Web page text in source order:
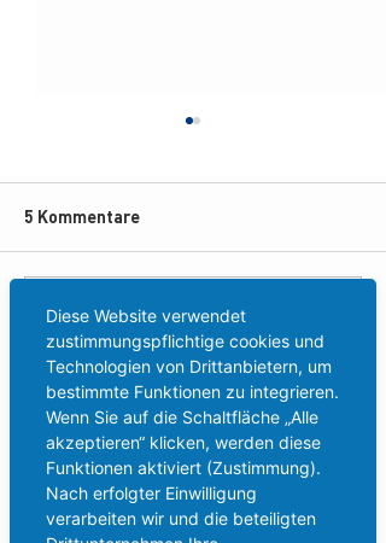
Wir vergrößern uns! Mehr
Fläche für weiteres
Wachstum.
5 Kommentare
Kommentar verfassen...
Aktuell
jessicawright1333
01. Juni
Hallo. Wir standen vor einer ähnlichen
Entscheidung und haben zunächst viele
Diese Website verwendet
zustimmungspflichtige cookies und
Technologien von Drittanbietern, um
bestimmte Funktionen zu integrieren.
Wenn Sie auf die Schaltfläche „Alle
akzeptieren“ klicken, werden diese
Funktionen aktiviert (Zustimmung).
Nach erfolgter Einwilligung
verarbeiten wir und die beteiligten